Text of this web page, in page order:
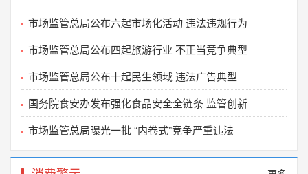
2026-05-29
珠宝玉石、贵金属饰品等传统工艺市场“假证书、
2026-04-20
2025“质胜之道”典型案例征集活动启动
2025-10-17
中国质量万里行促进会关于开展团体标准 实施情况
2025-05-29
市场监管总局公布六起市场化活动 违法违规行为
市场监管总局公布四起旅游行业 不正当竞争典型
市场监管总局公布十起民生领域 违法广告典型
国务院食安办发布强化食品安全全链条 监管创新
市场监管总局曝光一批 “内卷式”竞争严重违法